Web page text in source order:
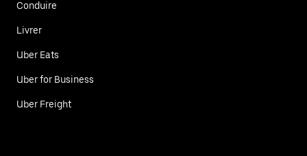
Conduire
Livrer
Uber Eats
Uber for Business
Uber Freight